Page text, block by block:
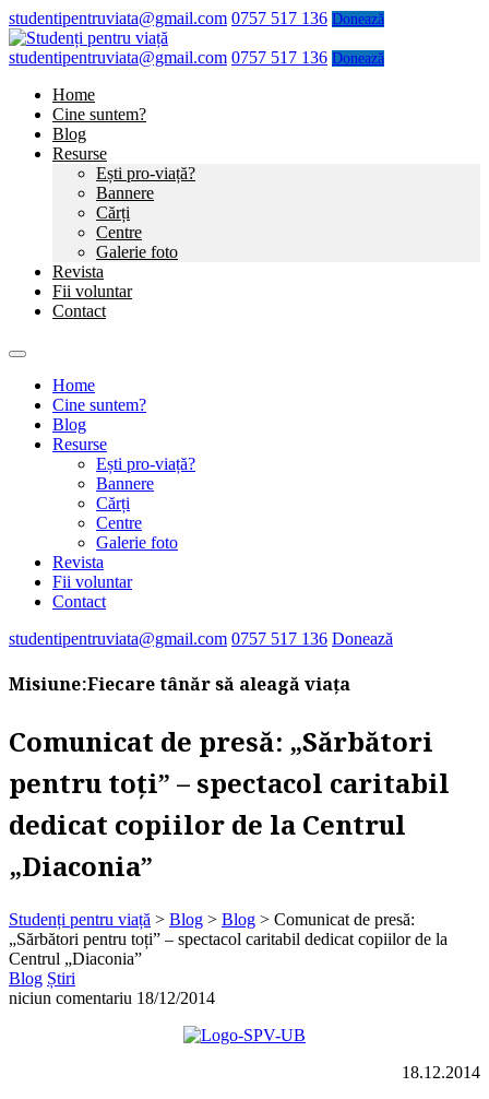
studentipentruviata@gmail.com 0757 517 136 Donează
studentipentruviata@gmail.com 0757 517 136 Donează
Home
Cine suntem?
Blog
Resurse
Ești pro-viață?
Bannere
Cărți
Centre
Galerie foto
Revista
Fii voluntar
Contact
Home
Cine suntem?
Blog
Resurse
Ești pro-viață?
Bannere
Cărți
Centre
Galerie foto
Revista
Fii voluntar
Contact
studentipentruviata@gmail.com 0757 517 136 Donează
Misiune:Fiecare tânăr să aleagă viața
Comunicat de presă: „Sărbători
pentru toți” – spectacol caritabil
dedicat copiilor de la Centrul
„Diaconia”
Studenți pentru viață > Blog > Blog > Comunicat de presă:
„Sărbători pentru toți” – spectacol caritabil dedicat copiilor de la
Centrul „Diaconia”
Blog Știri
niciun comentariu 18/12/2014
18.12.2014